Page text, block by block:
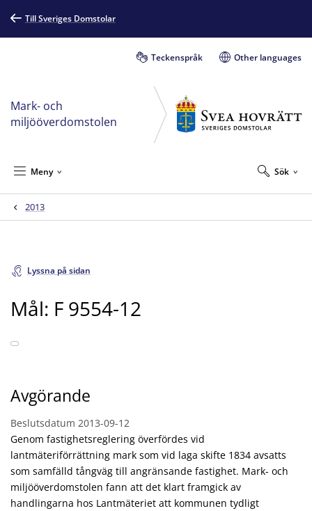
Till Sveriges Domstolar
Teckenspråk Other languages
Mark- och
miljööverdomstolen
Sök
Meny
2013
Lyssna på sidan
Mål: F 9554-12
Avgörande
Beslutsdatum 2013-09-12
Genom fastighetsreglering överfördes vid
lantmäteriförrättning mark som vid laga skifte 1834 avsatts
som samfälld tångväg till angränsande fastighet. Mark- och
miljööverdomstolen fann att det klart framgick av
handlingarna hos Lantmäteriet att kommunen tydligt